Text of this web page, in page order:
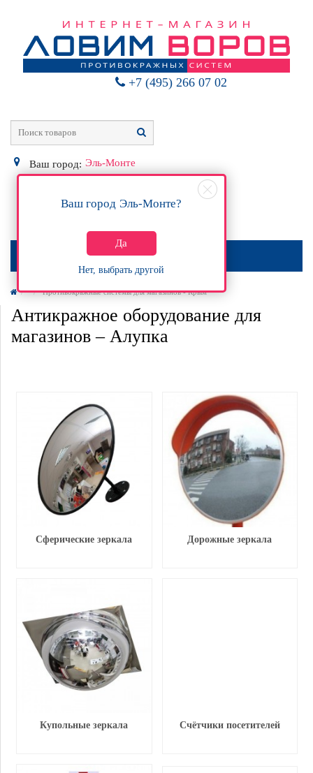
+7 (495) 266 07 02
Ваш город: Эль-Монте
Ваш город Эль-Монте?
Да
Нет, выбрать другой
0Р
МЕНЮ
Противокражные системы для магазинов - Крым
Антикражное оборудование для
магазинов – Алупка
Сферические зеркала Дорожные зеркала
Купольные зеркала Счётчики посетителей